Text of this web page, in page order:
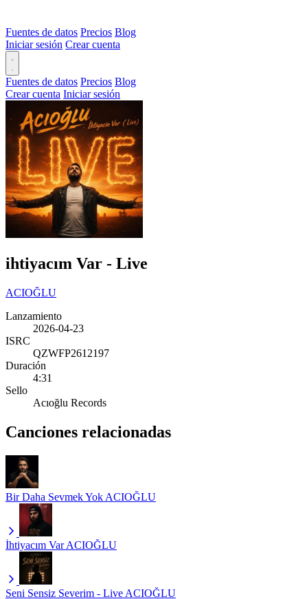
Fuentes de datos Precios Blog
Iniciar sesión Crear cuenta
Fuentes de datos Precios Blog
Crear cuenta Iniciar sesión
ihtiyacım Var - Live
ACIOĞLU
Lanzamiento
2026-04-23
ISRC
QZWFP2612197
Duración
4:31
Sello
Acıoğlu Records
Canciones relacionadas
Bir Daha Sevmek Yok ACIOĞLU
İhtiyacım Var ACIOĞLU
Seni Sensiz Severim - Live ACIOĞLU